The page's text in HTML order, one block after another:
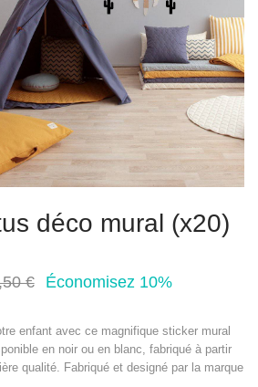
déco mural (x20)
€ Économisez 10%
enfant avec ce magnifique sticker mural
en noir ou en blanc, fabriqué à partir
qualité. Fabriqué et designé par la marque